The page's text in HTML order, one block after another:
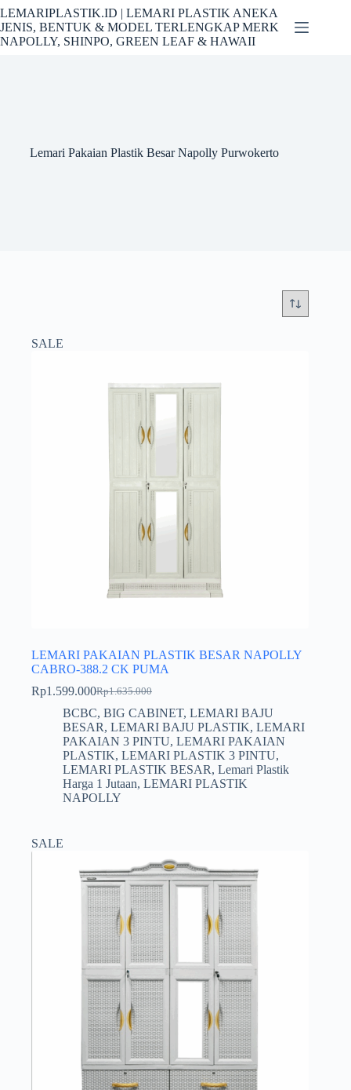
Skip
to
content
LEMARIPLASTIK.ID | LEMARI PLASTIK ANEKA
JENIS, BENTUK & MODEL TERLENGKAP MERK
NAPOLLY, SHINPO, GREEN LEAF & HAWAII
Lemari Pakaian Plastik Besar Napolly Purwokerto
SALE
LEMARI PAKAIAN PLASTIK BESAR NAPOLLY
CABRO-388.2 CK PUMA
Rp1.635.000
Harga
aslinya
adalah:
Rp1.635.000.
Rp1.599.000Harga
saat
ini
adalah:
Rp1.599.000.
BCBC, BIG CABINET, LEMARI BAJU
BESAR, LEMARI BAJU PLASTIK, LEMARI
PAKAIAN 3 PINTU, LEMARI PAKAIAN
PLASTIK, LEMARI PLASTIK 3 PINTU,
LEMARI PLASTIK BESAR, Lemari Plastik
Harga 1 Jutaan, LEMARI PLASTIK
NAPOLLY
SALE